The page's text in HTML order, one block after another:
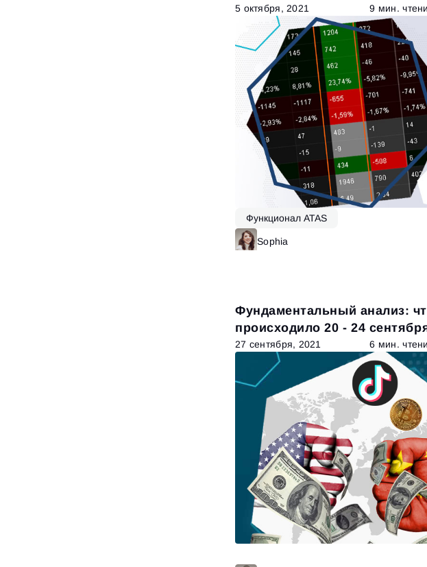
5 октября, 2021 9 мин.
Функционал ATAS
Sophia
Фундаментальный анализ:
происходило 20 - 24
27 сентября, 2021 6 мин.
Email
Пароль
Введи адрес
для создания нового
Email
Email
Я хочу получать
Я принимаю: